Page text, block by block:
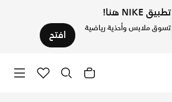
تطبيق NIKE هنا!
تسوق ملابس وأحذية رياضية افتح